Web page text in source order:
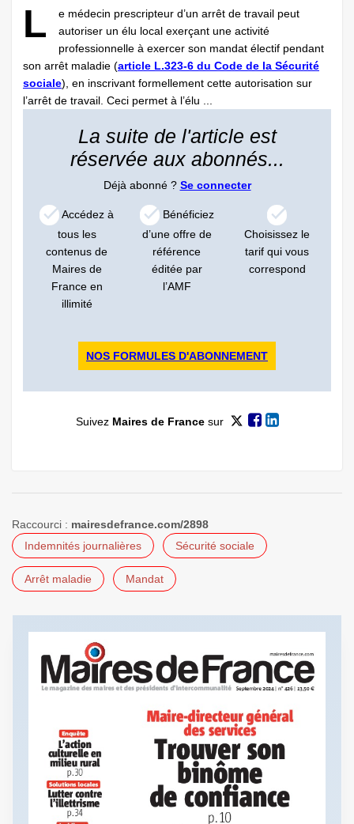
L
e médecin prescripteur d’un arrêt de travail peut
autoriser un élu local exerçant une activité
professionnelle à exercer son mandat électif pendant
son arrêt maladie (article L.323-6 du Code de la Sécurité
sociale), en inscrivant formellement cette autorisation sur
l’arrêt de travail. Ceci permet à l’élu ...
La suite de l'article est
réservée aux abonnés...
Déjà abonné ? Se connecter
Accédez à
tous les
contenus de
Maires de
France en
illimité
Bénéficiez
d’une offre de
référence
éditée par
l’AMF
Choisissez le
tarif qui vous
correspond
NOS FORMULES D'ABONNEMENT
Suivez Maires de Francesur
Raccourci : mairesdefrance.com/2898
Indemnités journalières
Sécurité sociale
Arrêt maladie Mandat